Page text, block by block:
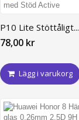
P10 Lite Stöttåligt...
78,00 kr
Lägg i varukorg